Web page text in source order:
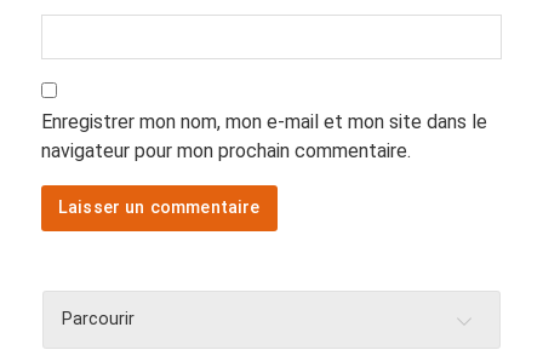
Enregistrer mon nom, mon e-mail et mon site dans le
navigateur pour mon prochain commentaire.
Parcourir